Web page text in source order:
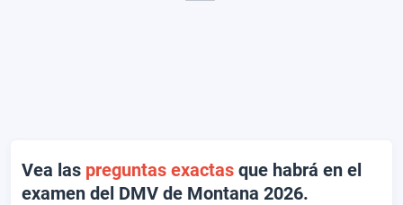
Vea las preguntas exactas que habrá en el
examen del DMV de Montana 2026.